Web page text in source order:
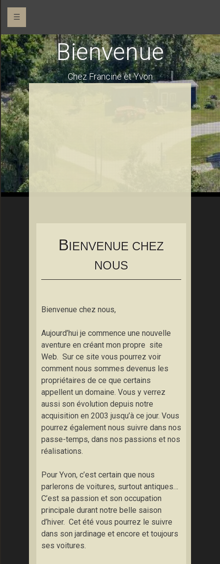
☰
Bienvenue
Chez Francine et Yvon
BIENVENUE CHEZ
NOUS
Bienvenue chez nous,
Aujourd’hui je commence une nouvelle
aventure en créant mon propre site
Web. Sur ce site vous pourrez voir
comment nous sommes devenus les
propriétaires de ce que certains
appellent un domaine. Vous y verrez
aussi son évolution depuis notre
acquisition en 2003 jusqu’à ce jour. Vous
pourrez également nous suivre dans nos
passe-temps, dans nos passions et nos
réalisations.
Pour Yvon, c’est certain que nous
parlerons de voitures, surtout antiques…
C’est sa passion et son occupation
principale durant notre belle saison
d’hiver. Cet été vous pourrez le suivre
dans son jardinage et encore et toujours
ses voitures.